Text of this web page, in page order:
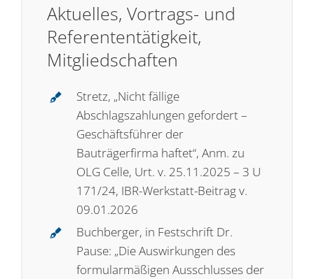
Aktuelles, Vortrags- und
Referententätigkeit,
Mitgliedschaften
Stretz, „Nicht fällige
Abschlagszahlungen gefordert –
Geschäftsführer der
Bauträgerfirma haftet“, Anm. zu
OLG Celle, Urt. v. 25.11.2025 – 3 U
171/24, IBR-Werkstatt-Beitrag v.
09.01.2026
Buchberger, in Festschrift Dr.
Pause: „Die Auswirkungen des
formularmäßigen Ausschlusses der